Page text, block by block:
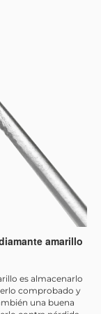
amarillo
es almacenarlo
comprobado y
una buena